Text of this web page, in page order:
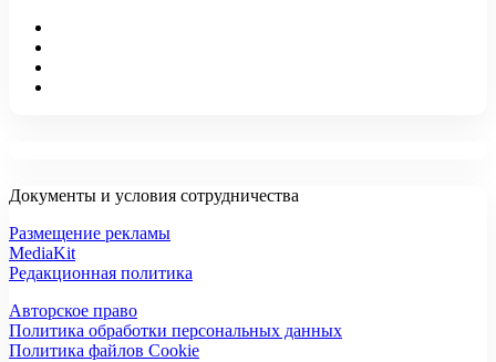
Документы и условия сотрудничества
Размещение рекламы
MediaKit
Редакционная политика
Авторское право
Политика обработки персональных данных
Политика файлов Cookie